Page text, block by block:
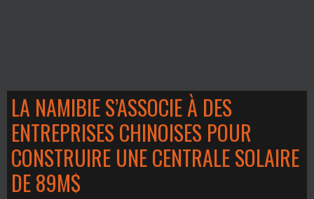
LA NAMIBIE S’ASSOCIE À DES
ENTREPRISES CHINOISES POUR
CONSTRUIRE UNE CENTRALE SOLAIRE
DE 89M$